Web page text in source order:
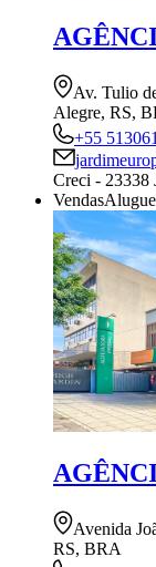
Av. Tulio
Alegre, RS,
+55
Creci - 23338
Vendas
Avenida
RS, BRA